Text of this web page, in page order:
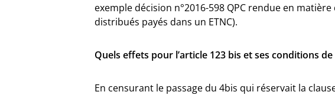
exemple décision n°2016-598 QPC rendue en
distribués payés dans un ETNC).
Quels effets pour l’article 123 bis et ses conditions
En censurant le passage du 4bis qui réservait la